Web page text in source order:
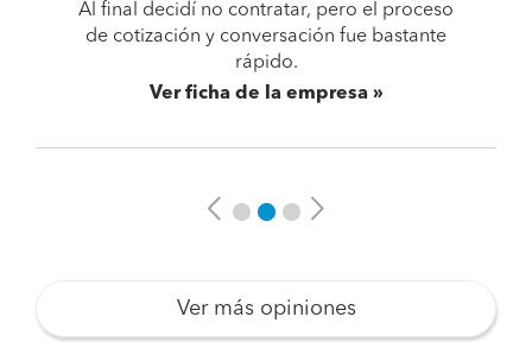
Al final decidí no contratar, pero el proceso
de cotización y conversación fue bastante
rápido.
Ver ficha de la empresa
Previous Next
Ver más opiniones